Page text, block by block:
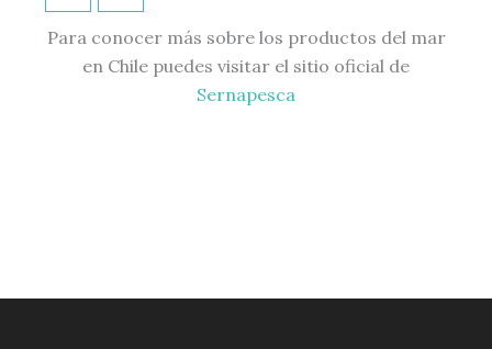
Para conocer más sobre los productos del mar
en Chile puedes visitar el sitio oficial de
Sernapesca